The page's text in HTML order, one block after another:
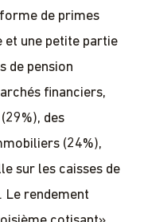
de primes
et une petite partie
de pension
financiers,
des
(24%),
sur les caisses de
Le rendement